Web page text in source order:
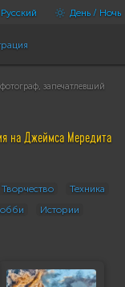
Русский День / Ночь
запечатлевший
на Джеймса Мередита
Творчество
Техника
Истории